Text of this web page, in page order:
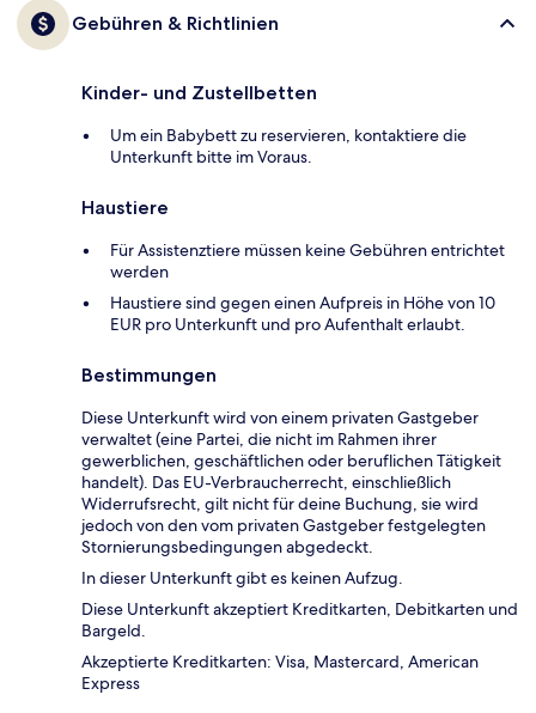
Gebühren & Richtlinien
Kinder- und Zustellbetten
Um ein Babybett zu reservieren, kontaktiere die
Unterkunft bitte im Voraus.
Haustiere
Für Assistenztiere müssen keine Gebühren entrichtet
werden
Haustiere sind gegen einen Aufpreis in Höhe von 10
EUR pro Unterkunft und pro Aufenthalt erlaubt.
Bestimmungen
Diese Unterkunft wird von einem privaten Gastgeber
verwaltet (eine Partei, die nicht im Rahmen ihrer
gewerblichen, geschäftlichen oder beruflichen Tätigkeit
handelt). Das EU-Verbraucherrecht, einschließlich
Widerrufsrecht, gilt nicht für deine Buchung, sie wird
jedoch von den vom privaten Gastgeber festgelegten
Stornierungsbedingungen abgedeckt.
In dieser Unterkunft gibt es keinen Aufzug.
Diese Unterkunft akzeptiert Kreditkarten, Debitkarten und
Bargeld.
Akzeptierte Kreditkarten: Visa, Mastercard, American
Express